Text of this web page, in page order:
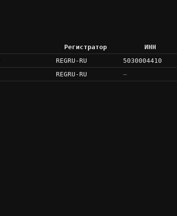
Регистратор ИНН
REGRU-RU 5030004410
REGRU-RU —